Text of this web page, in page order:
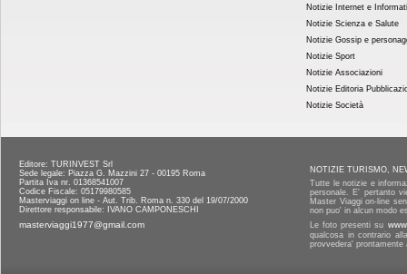
Notizie Internet e
Notizie Scienza e Salute
Notizie Gossip e
Notizie Sport
Notizie Associazioni
Notizie Editoria
Notizie Società
Editore: TURINVEST Srl
Sede legale: Piazza G. Mazzini 27 - 00195 Roma
Partita Iva nr. 01368541007
Codice Fiscale: 05179980585
Masterviaggi on line - Aut. Trib. Roma n. 330 del 19/07/2000
Direttore responsabile: IVANO CAMPONESCHI
masterviaggi1977@gmail.com
NOTIZIE TURISMO,
Tutte le notizie e
personale. E' pertanto
Master Viaggi on-line
non puo' in alcun modo
Le foto presenti su
qualcosa in contrario
provvedera'